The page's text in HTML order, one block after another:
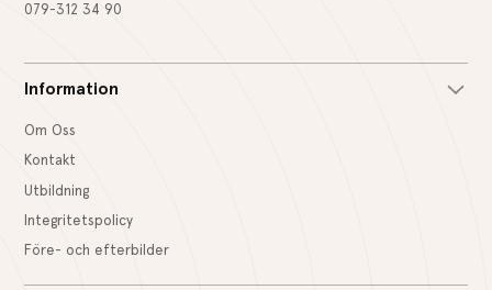
079-312 34 90
Information
Om Oss
Kontakt
Utbildning
Integritetspolicy
Före- och efterbilder